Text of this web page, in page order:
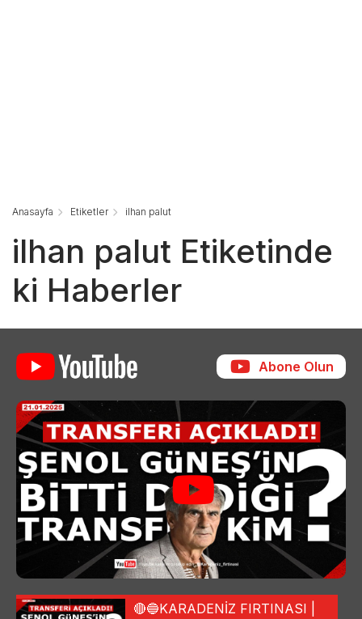
Anasayfa Etiketler ilhan palut
ilhan palut Etiketinde
ki Haberler
Abone Olun
🔴🔵KARADENİZ FIRTINASI |